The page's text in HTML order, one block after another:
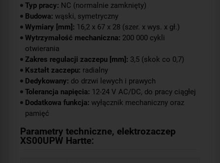
Typ pracy: NC (normalnie zamknięty)
Budowa: wąski, symetryczny
Wymiary [mm]: 16,2 x 67 x 28 (szer. x wys. x gł.)
Wytrzymałość mechaniczna: 200 000 cykli
otwierania
Zakres regulacji zaczepu [mm]: 3,5 (skok co 0,7)
Kształt zaczepu: radialny
Dedykowany: do drzwi lewych i prawych
Tolerancja napięcia: 12-24 V AC/DC, do pracy ciągłej
Dodatkowa funkcja: wyłącznik mechaniczny oraz
pamięć
Parametry techniczne, elektrozaczep
XS00UPW Hartte: